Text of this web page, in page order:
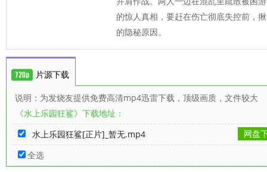
的惊人真相，要赶在伤亡彻底失控前，
的隐秘原因。
片源下载
说明：为发烧友提供免费高清mp4迅雷下载，顶级画质，文件较大
《水上乐园狂鲨》下载地址：
水上乐园狂鲨[正片]_暂无.mp4
网盘
全选